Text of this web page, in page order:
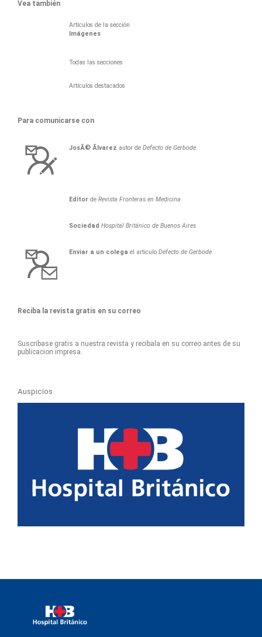
Vea también
Artículos de la sección
Imágenes
Todas las secciones
Artículos destacados
Para comunicarse con
JosÃ© Ãlvarez autor deDefecto de Gerbode
Editor deRevista Fronteras en Medicina
Sociedad Hospital Británico de Buenos Aires
Enviar a un colega el articuloDefecto de Gerbode
Reciba la revista gratis en su correo
Suscribase gratis a nuestra revista y recibala en su correo antes de su
publicacion impresa.
Auspicios